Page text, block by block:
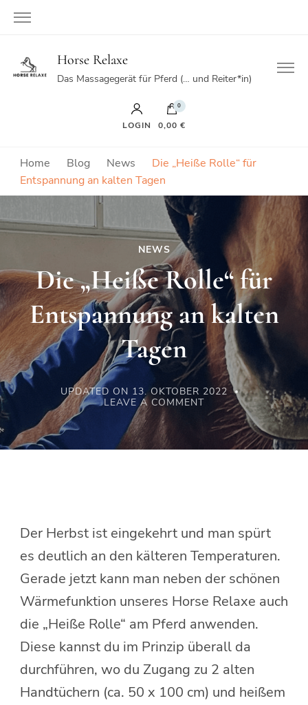
Horse Relaxe
Das Massagegerät für Pferd (… und Reiter*in)
LOGIN
0
0,00 €
Home Blog News
Die „Heiße Rolle“ für
Entspannung an kalten Tagen
NEWS
Die „Heiße Rolle“ für
Entspannung an kalten
Tagen
UPDATED ON 13. OKTOBER 2022
LEAVE A COMMENTON
DIE
„HEISSE R
OLLE“ F
Der Herbst ist eingekehrt und man spürt
es deutlich an den kälteren Temperaturen.
Gerade jetzt kann man neben der schönen
Wärmefunktion unseres Horse Relaxe auch
die „Heiße Rolle“ am Pferd anwenden.
Diese kannst du im Prinzip überall da
durchführen, wo du Zugang zu 2 alten
Handtüchern (ca. 50 x 100 cm) und heißem